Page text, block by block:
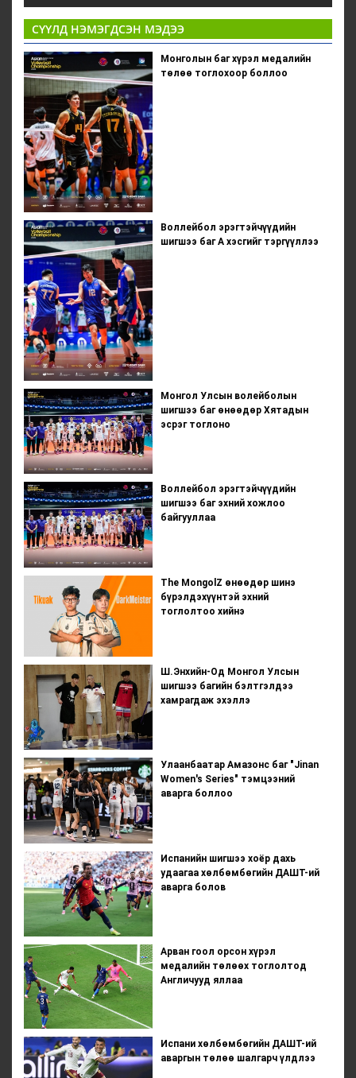
СҮҮЛД НЭМЭГДСЭН МЭДЭЭ
Монголын баг хүрэл медалийн
төлөө тоглохоор боллоо
Воллейбол эрэгтэйчүүдийн
шигшээ баг А хэсгийг тэргүүллээ
Монгол Улсын волейболын
шигшээ баг өнөөдөр Хятадын
эсрэг тоглоно
Воллейбол эрэгтэйчүүдийн
шигшээ баг эхний хожлоо
байгууллаа
The MongolZ өнөөдөр шинэ
бүрэлдэхүүнтэй эхний
тоглолтоо хийнэ
Ш.Энхийн-Од Монгол Улсын
шигшээ багийн бэлтгэлдээ
хамрагдаж эхэллэ
Улаанбаатар Амазонс баг "Jinan
Women's Series" тэмцээний
аварга боллоо
Испанийн шигшээ хоёр дахь
удаагаа хөлбөмбөгийн ДАШТ-ий
аварга болов
Арван гоол орсон хүрэл
медалийн төлөөх тоглолтод
Англичууд яллаа
Испани хөлбөмбөгийн ДАШТ-ий
аваргын төлөө шалгарч үлдлээ